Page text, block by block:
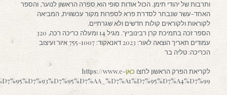
ותרבות של יהודי תימן. הכול אודות סופי הוא ספרה הראשון לנוער, והספר
האחד-עשר שנבחר לסדרת פרא לספרות מקור עכשווית, המביאה
לקוראות ולקוראים קולות חדשים ולא שגרתיים.
הספר זכה בתמיכת קרן רבינוביץ'. מגיל 14 ומעלה כריכה רכה, 320
עמודים תאריך הוצאה לאור: 2023 דאנאקוד: 755-1007 איור ועיצוב
הכריכה: טליה בר
לקריאת הפרק הראשון לחצו כאןhttps://www.e-